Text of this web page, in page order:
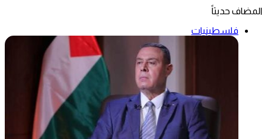
المضاف حديثاً
فلسطينيات